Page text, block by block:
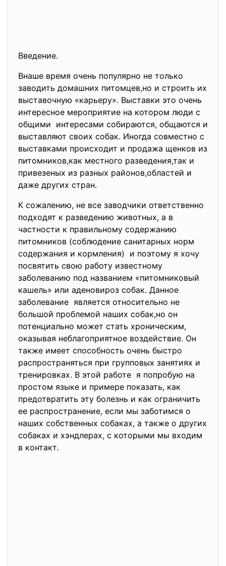
Введение.
Внаше время очень популярно не только
заводить домашних питомцев,но и строить их
выставочную «карьеру». Выставки это очень
интересное мероприятие на котором люди с
общими интересами собираются, общаются и
выставляют своих собак. Иногда совместно с
выставками происходит и продажа щенков из
питомников,как местного разведения,так и
привезеных из разных районов,областей и
даже других стран.
К сожалению, не все заводчики ответственно
подходят к разведению животных, а в
частности к правильному содержанию
питомников (соблюдение санитарных норм
содержания и кормления) и поэтому я хочу
посвятить свою работу известному
заболеванию под названием «питомниковый
кашель» или аденовироз собак. Данное
заболевание является относительно не
большой проблемой наших собак,но он
потенциально может стать хроническим,
оказывая неблагоприятное воздействие. Он
также имеет способность очень быстро
распространяться при групповых занятиях и
тренировках. В этой работе я попробую на
простом языке и примере показать, как
предотвратить эту болезнь и как ограничить
ее распространение, если мы заботимся о
наших собственных собаках, а также о других
собаках и хэндлерах, с которыми мы входим
в контакт.